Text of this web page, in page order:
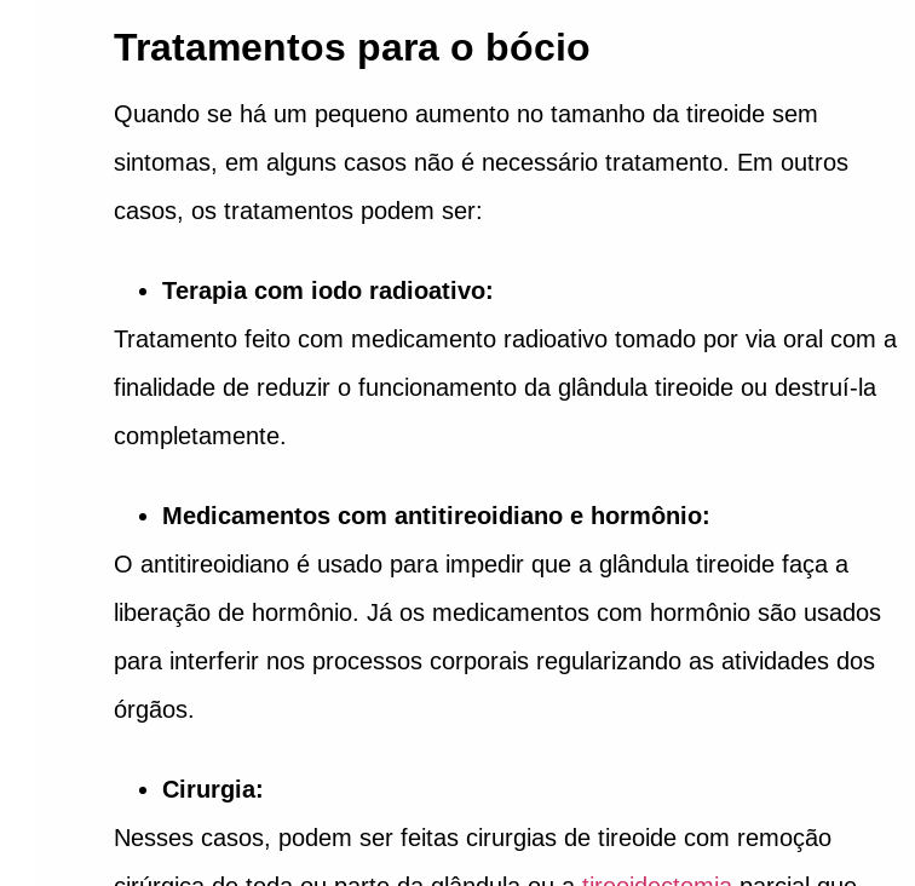
Tratamentos para o bócio
Quando se há um pequeno aumento no tamanho da tireoide sem
sintomas, em alguns casos não é necessário tratamento. Em outros
casos, os tratamentos podem ser:
Terapia com iodo radioativo:
Tratamento feito com medicamento radioativo tomado por via oral com a
finalidade de reduzir o funcionamento da glândula tireoide ou destruí-la
completamente.
Medicamentos com antitireoidiano e hormônio:
O antitireoidiano é usado para impedir que a glândula tireoide faça a
liberação de hormônio. Já os medicamentos com hormônio são usados
para interferir nos processos corporais regularizando as atividades dos
órgãos.
Cirurgia:
Nesses casos, podem ser feitas cirurgias de tireoide com remoção